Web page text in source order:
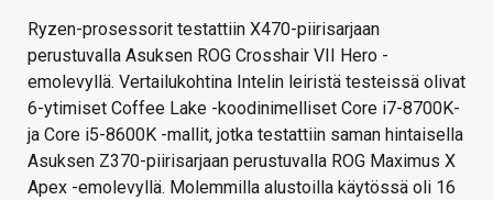
Ryzen-prosessorit testattiin X470-piirisarjaan
perustuvalla Asuksen ROG Crosshair VII Hero -
emolevyllä. Vertailukohtina Intelin leiristä testeissä olivat
6-ytimiset Coffee Lake -koodinimelliset Core i7-8700K-
ja Core i5-8600K -mallit, jotka testattiin saman hintaisella
Asuksen Z370-piirisarjaan perustuvalla ROG Maximus X
Apex -emolevyllä. Molemmilla alustoilla käytössä oli 16